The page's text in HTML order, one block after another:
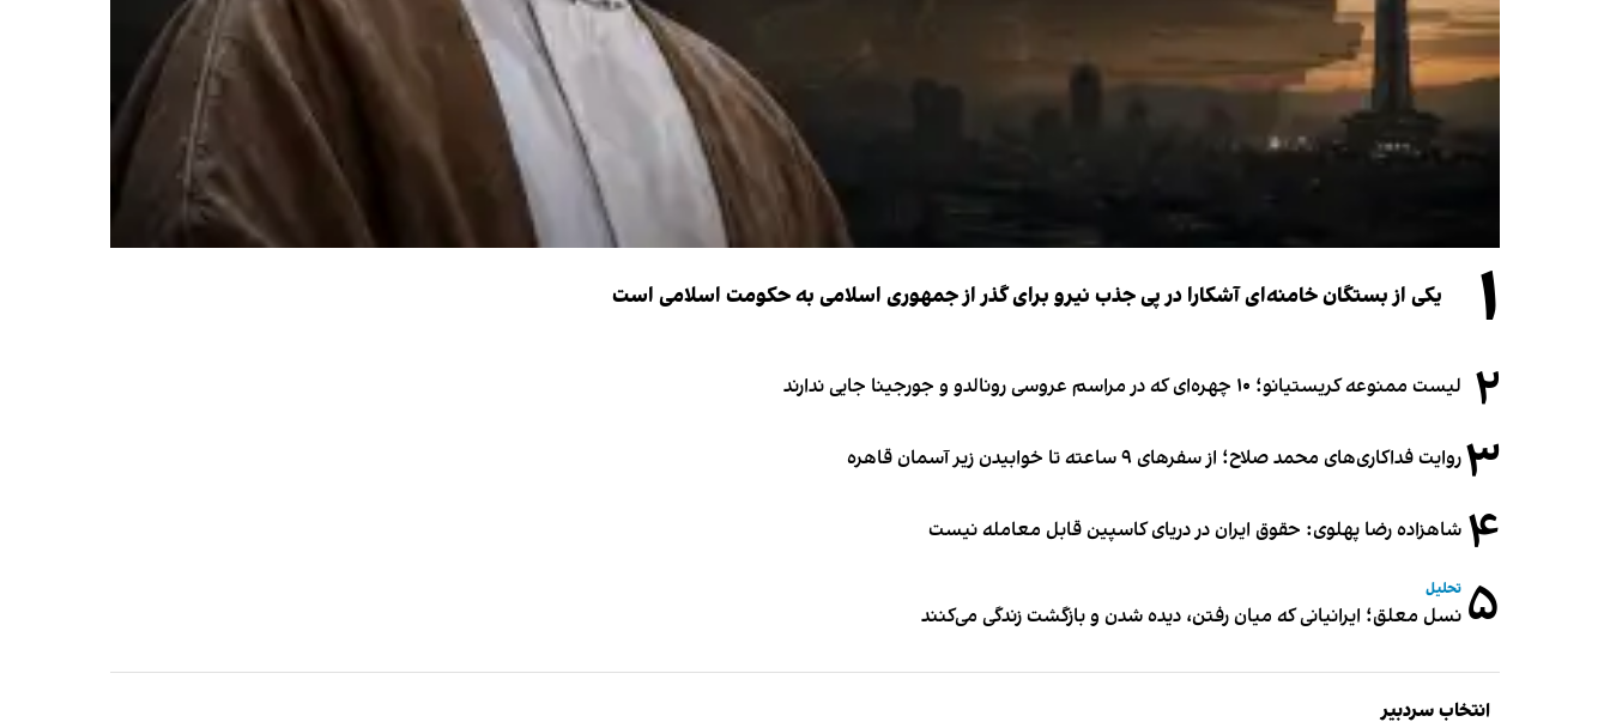
۱ یکی از بستگان خامنه‌ای آشکارا در پی جذب نیرو برای گذر از جمهوری اسلامی به حکومت اسلامی است
۲ لیست ممنوعه کریستیانو؛ ۱۰ چهره‌ای که در مراسم عروسی رونالدو و جورجینا جایی ندارند
۳روایت فداکاری‌های محمد صلاح؛ از سفرهای ۹ ساعته تا خوابیدن زیر آسمان قاهره
۴ شاهزاده رضا پهلوی: حقوق ایران در دریای کاسپین قابل معامله نیست
۵ تحلیل
نسل معلق؛ ایرانیانی که میان رفتن، دیده شدن و بازگشت زندگی می‌کنند
انتخاب سردبیر